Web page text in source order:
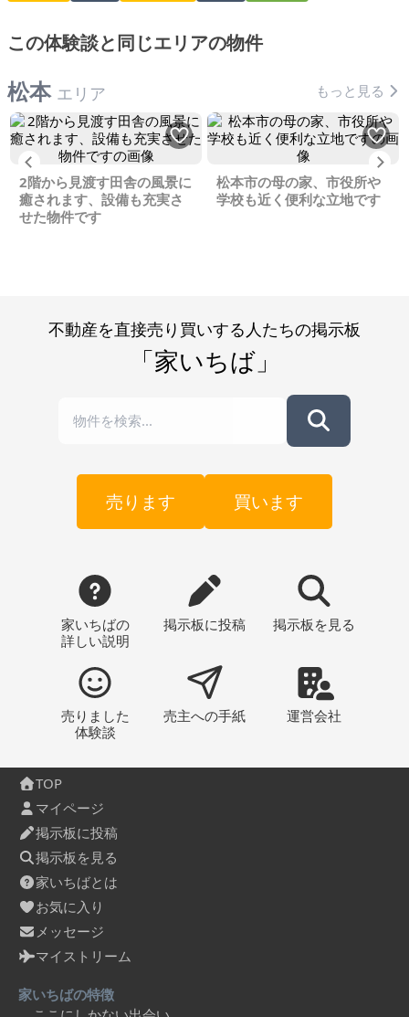
この体験談と同じエリアの物件
松本 エリア もっと見る
Previous
2階から見渡す田舎の風景に
癒されます、設備も充実さ
せた物件です
松本市の母の家、市役所や
学校も近く便利な立地です
不動産を直接売り買いする人たちの掲示板
「家いちば」
売ります 買います
家いちばの
詳しい説明
掲示板に投稿 掲示板 を見る
売りました
体験談
売主への手紙 運営会社
TOP
マイページ
掲示板に投稿
掲示板を見る
家いちばとは
お気に入り
メッセージ
マイストリーム
家いちばの特徴